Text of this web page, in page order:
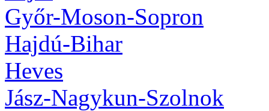
Győr-Moson-Sopron
Hajdú-Bihar
Heves
Jász-Nagykun-Szolnok